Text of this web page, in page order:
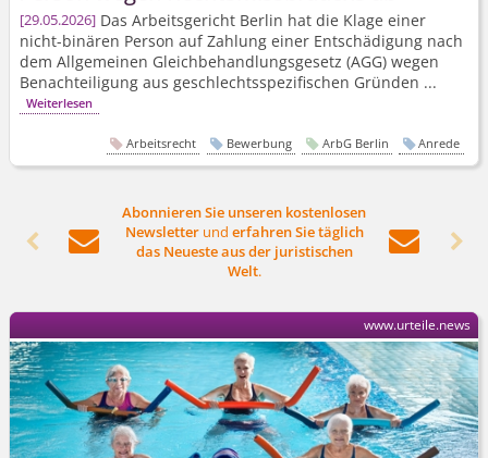
29.05.2026 Das Arbeitsgericht Berlin hat die Klage einer
nicht-binären Person auf Zahlung einer Entschädigung nach
dem Allgemeinen Gleichbehand­lungsgesetz (AGG) wegen
Benachteiligung aus geschlechts­spezifischen Gründen ...
Weiterlesen
Arbeitsrecht Bewerbung ArbG Berlin Anrede
 
Abonnieren Sie unseren kostenlosen
Newsletterund erfahren Sie täglich
das Neueste aus der juristischen
Welt.
 
www.urteile.news